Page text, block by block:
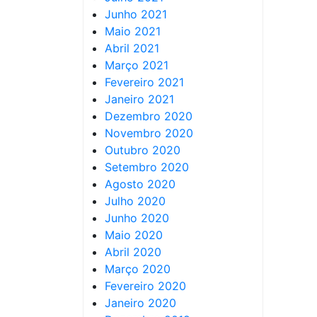
Junho 2021
Maio 2021
Abril 2021
Março 2021
Fevereiro 2021
Janeiro 2021
Dezembro 2020
Novembro 2020
Outubro 2020
Setembro 2020
Agosto 2020
Julho 2020
Junho 2020
Maio 2020
Abril 2020
Março 2020
Fevereiro 2020
Janeiro 2020